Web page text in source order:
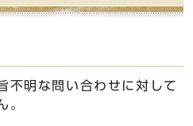
不明な問い合わせに対して
。